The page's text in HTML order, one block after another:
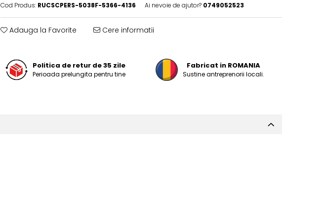
Cod Produs: RUCSCPERS-5038F-5366-4136 Ai nevoie de ajutor? 0749052523
Adauga la Favorite Cere informatii
Politica de retur de 35 zile
Perioada prelungita pentru tine
Fabricat in ROMANIA
Sustine antreprenorii locali.